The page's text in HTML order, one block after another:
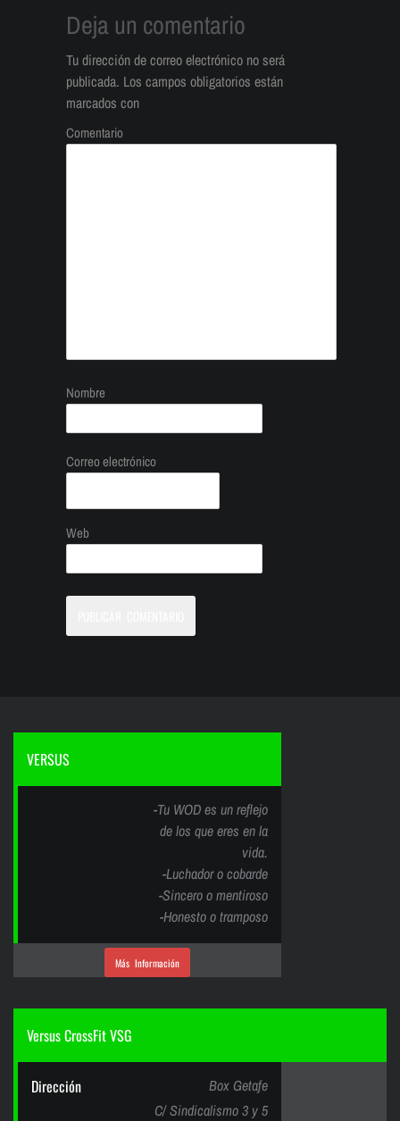
Deja un comentario
Tu dirección de correo electrónico no será
publicada. Los campos obligatorios están
marcados con
Comentario
Nombre
Correo electrónico
Web
VERSUS
-Tu WOD es un reflejo
de los que eres en la
vida.
-Luchador o cobarde
-Sincero o mentiroso
-Honesto o tramposo
Más Información
Versus CrossFit VSG
Dirección
Box Getafe
C/ Sindicalismo 3 y 5